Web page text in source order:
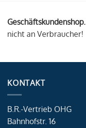
Geschäftskundenshop.
nicht an Verbraucher!
KONTAKT
B.R.-Vertrieb OHG
Bahnhofstr. 16